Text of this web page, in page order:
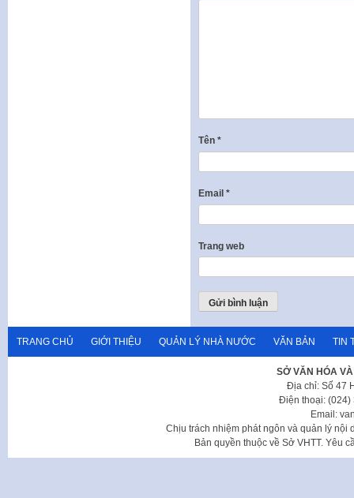
Tên *
Email *
Trang web
TRANG CHỦ GIỚI THIỆU QUẢN LÝ NHÀ NƯỚC VĂN BẢN TIN
SỞ VĂN HÓA
Địa chỉ: Số 47
Điện thoại: (024)
Email:
Chịu trách nhiệm phát ngôn và quản lý nội
Bản quyền thuộc về Sở VHTT. Yêu